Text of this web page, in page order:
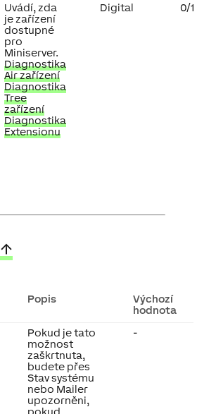
Uvádí, zda
je zařízení
dostupné
pro
Miniserver.
Diagnostika
Air zařízení
Diagnostika
Tree
zařízení
Diagnostika
Extensionu
Digital 0/1
↑
Popis
Výchozí
hodnota
Pokud je tato
možnost
zaškrtnuta,
budete přes
Stav systému
nebo Mailer
upozorněni,
pokud
-